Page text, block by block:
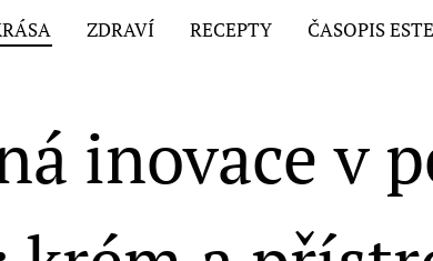
ZDRAVÍ RECEPTY ČASOPIS
inovace v